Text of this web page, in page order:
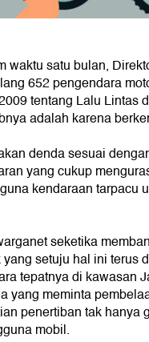
waktu satu bulan,
652 pengendara
tentang Lalu Lintas
adalah karena
denda sesuai
yang cukup
kendaraan tarpacu
seketika
setuju hal ini terus
tepatnya di kawasan
yang meminta
penertiban tak hanya
mobil.